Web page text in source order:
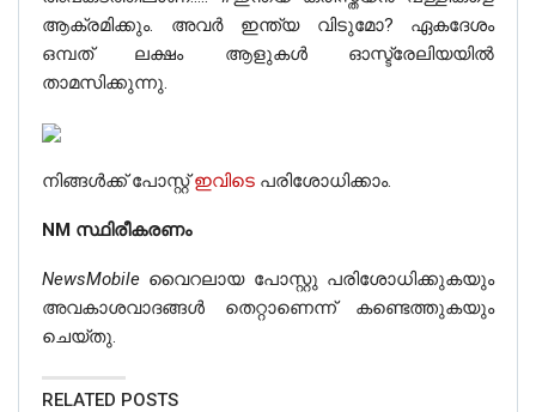
ആക്രമിക്കും. അവർ ഇന്ത്യ വിടുമോ? ഏകദേശം
ഒമ്പത് ലക്ഷം ആളുകൾ ഓസ്ട്രേലിയയിൽ
താമസിക്കുന്നു.
നിങ്ങൾക്ക് പോസ്റ്റ്ഇവിടെ പരിശോധിക്കാം.
NM സ്ഥിരീകരണം
NewsMobile വൈറലായ പോസ്റ്റു പരിശോധിക്കുകയും
അവകാശവാദങ്ങള്‍ തെറ്റാണെന്ന് കണ്ടെത്തുകയും
ചെയ്തു.
RELATED POSTS